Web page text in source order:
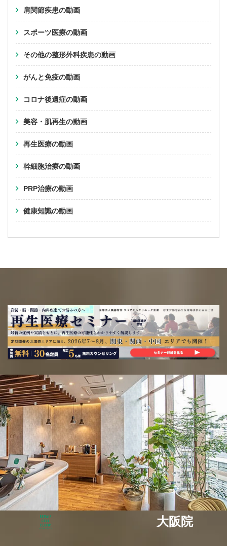
肩関節疾患の動画
スポーツ医療の動画
その他の整形外科疾患の動画
がんと免疫の動画
コロナ後遺症の動画
美容・肌再生の動画
再生医療の動画
幹細胞治療の動画
PRP治療の動画
健康知識の動画
大阪院